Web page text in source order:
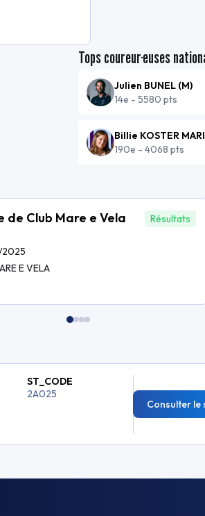
Tops coureur·euses
Julien BUNEL (M)
14e - 5580 pts
Billie KOSTER
190e - 4068 pts
de Club Mare e Vela Résultats
2025
E VELA
ST_CODE
2A025
Consulter le